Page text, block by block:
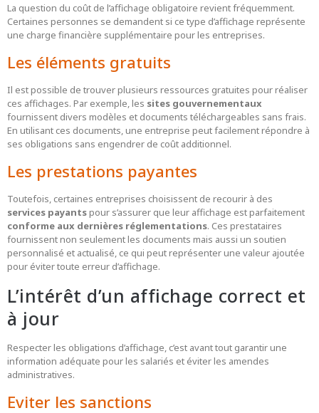
La question du coût de l’affichage obligatoire revient fréquemment.
Certaines personnes se demandent si ce type d’affichage représente
une charge financière supplémentaire pour les entreprises.
Les éléments gratuits
Il est possible de trouver plusieurs ressources gratuites pour réaliser
ces affichages. Par exemple, les sites gouvernementaux
fournissent divers modèles et documents téléchargeables sans frais.
En utilisant ces documents, une entreprise peut facilement répondre à
ses obligations sans engendrer de coût additionnel.
Les prestations payantes
Toutefois, certaines entreprises choisissent de recourir à des
services payantspour s’assurer que leur affichage est parfaitement
conforme aux dernières réglementations. Ces prestataires
fournissent non seulement les documents mais aussi un soutien
personnalisé et actualisé, ce qui peut représenter une valeur ajoutée
pour éviter toute erreur d’affichage.
L’intérêt d’un affichage correct et
à jour
Respecter les obligations d’affichage, c’est avant tout garantir une
information adéquate pour les salariés et éviter les amendes
administratives.
Eviter les sanctions